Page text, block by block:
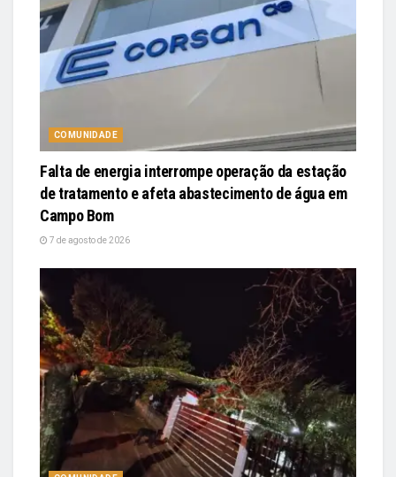
COMUNIDADE
Falta de energia interrompe operação da estação
de tratamento e afeta abastecimento de água em
Campo Bom
7 de agosto de 2026